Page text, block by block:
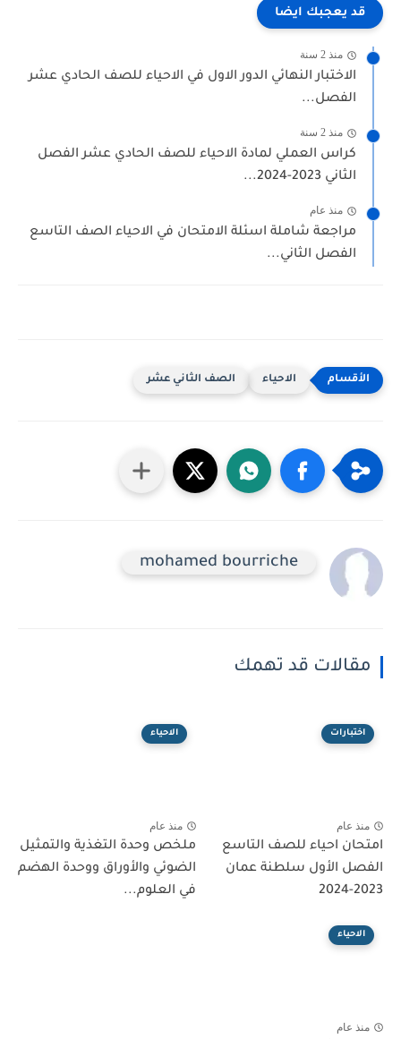
قد يعجبك ايضا
منذ 2 سنة
الاختبار النهائي الدور الاول في الاحياء للصف الحادي عشر
الفصل...
منذ 2 سنة
كراس العملي لمادة الاحياء للصف الحادي عشر الفصل
الثاني 2023-2024...
منذ عام
مراجعة شاملة اسئلة الامتحان في الاحياء الصف التاسع
الفصل الثاني...
الاحياء الصف الثاني عشر
mohamed bourriche
مقالات قد تهمك
اختبارات
منذ عام
امتحان احياء للصف التاسع
الفصل الأول سلطنة عمان
2023-2024
الاحياء
منذ عام
ملخص وحدة التغذية والتمثيل
الضوئي والأوراق ووحدة الهضم
في العلوم...
الاحياء
منذ عام